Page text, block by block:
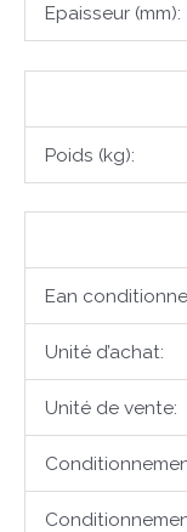
Epaisseur (mm):
Poids (kg):
Ean
Unité d’achat:
Unité de vente: